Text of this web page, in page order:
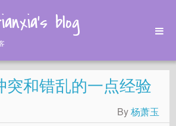
blog
突和错乱的一点经验
By杨萧玉